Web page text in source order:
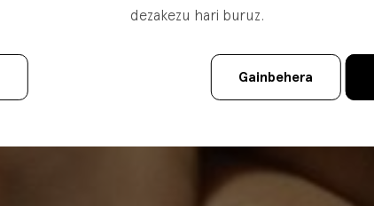
dezakezu hari buruz.
Gainbehera